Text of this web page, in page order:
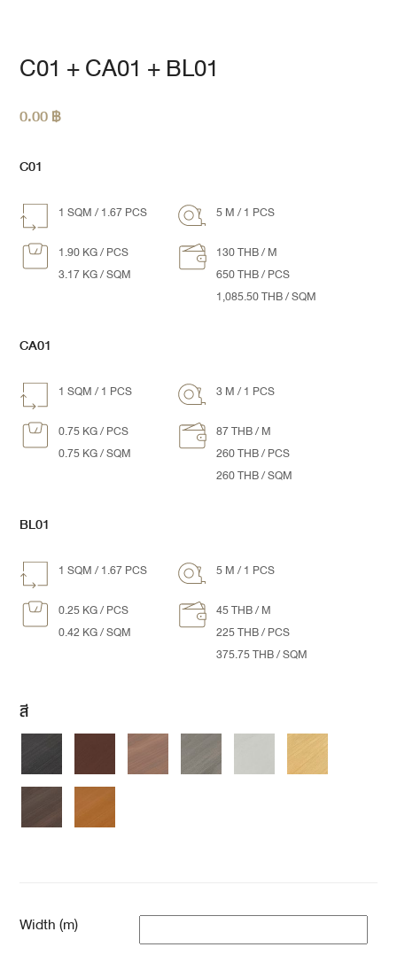
C01 + CA01 + BL01
0.00฿
C01
1 SQM / 1.67 PCS 5 M / 1 PCS
1.90 KG / PCS
3.17 KG / SQM
130 THB / M
650 THB / PCS
1,085.50 THB / SQM
CA01
1 SQM / 1 PCS 3 M / 1 PCS
0.75 KG / PCS
0.75 KG /SQM
87 THB / M
260 THB / PCS
260 THB / SQM
BL01
1 SQM / 1.67 PCS 5 M / 1 PCS
0.25 KG / PCS
0.42 KG /SQM
45 THB / M
225 THB / PCS
375.75 THB / SQM
สี
Width (m)